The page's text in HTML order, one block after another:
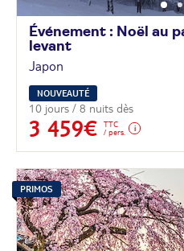
Événement : Noël au
levant
Japon
NOUVEAUTÉ
10 jours / 8 nuits dès
3 459€
TTC
/ pers.
PRIMOS